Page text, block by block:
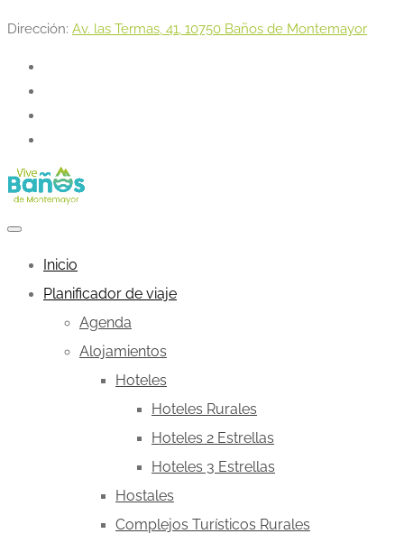
Dirección: Av. las Termas, 41, 10750 Baños de Montemayor
Inicio
Planificador de viaje
Agenda
Alojamientos
Hoteles
Hoteles Rurales
Hoteles 2 Estrellas
Hoteles 3 Estrellas
Hostales
Complejos Turísticos Rurales